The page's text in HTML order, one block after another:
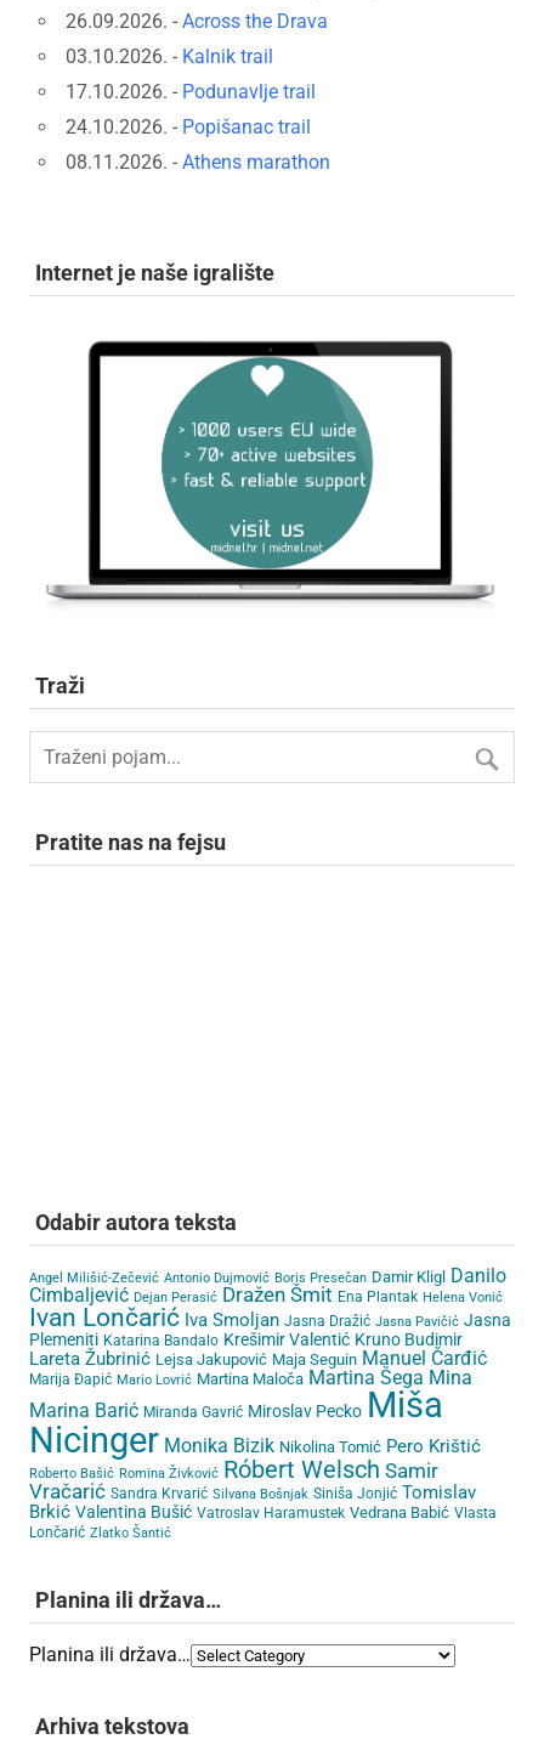
26.09.2026. - Across the Drava
03.10.2026. - Kalnik trail
17.10.2026. - Podunavlje trail
24.10.2026. - Popišanac trail
08.11.2026. - Athens marathon
Internet je naše igralište
Traži
Pratite nas na fejsu
Odabir autora teksta
Angel Milišić-Zečević Antonio Dujmović Boris Presečan Damir Kligl Danilo
Cimbaljević Dejan Perasić Dražen Šmit Ena Plantak Helena Vonić
Ivan Lončarić Iva Smoljan Jasna Dražić Jasna Pavičić Jasna
Plemeniti Katarina Bandalo Krešimir Valentić Kruno Budimir
Lareta Žubrinić Lejsa Jakupović Maja Seguin Manuel Čarđić
Marija Đapić Mario Lovrić Martina Maloča Martina Šega Mina
Marina Barić Miranda Gavrić Miroslav Pecko Miša
Nicinger Monika Bizik Nikolina Tomić Pero Krištić
Roberto Bašić Romina Živković Róbert Welsch Samir
Vračarić Sandra Krvarić Silvana Bošnjak Siniša Jonjić Tomislav
Brkić Valentina Bušić Vatroslav Haramustek Vedrana Babić Vlasta
Lončarić Zlatko Šantić
Planina ili država…
Planina ili država…
Arhiva tekstova